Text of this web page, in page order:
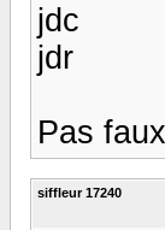
jdc
jdr
Pas
siffleur 17240